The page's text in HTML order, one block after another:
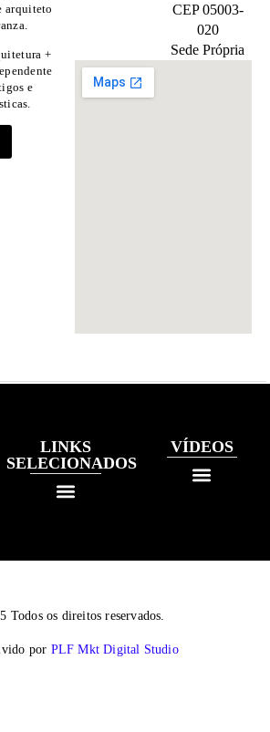
arquiteto
+
e
CEP 05003-
020
Sede Própria
LINKS
SELECIONADOS
VÍDEOS
Todos os direitos reservados.
por PLF Mkt Digital Studio